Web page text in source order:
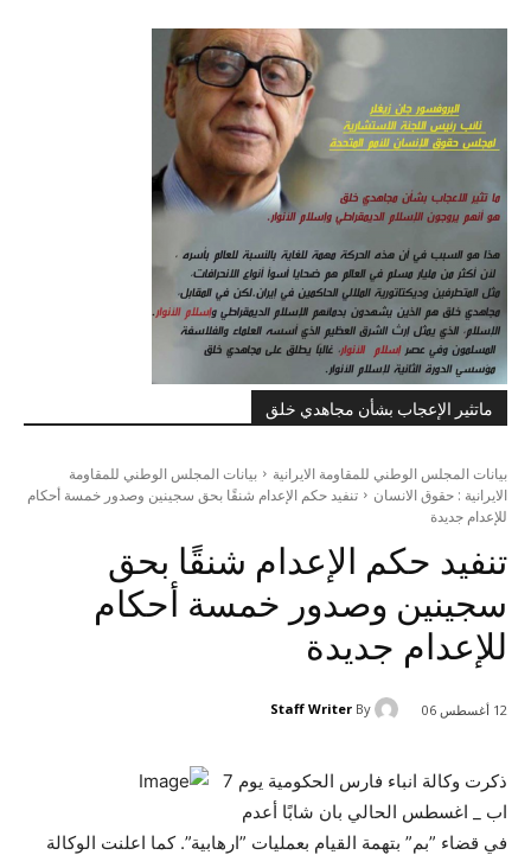
ماتثير الإعجاب بشأن مجاهدي خلق
بيانات المجلس الوطني للمقاومة الايرانية
بيانات المجلس الوطني للمقاومة
الايرانية : حقوق الانسان
تنفيد حكم الإعدام شنقًا بحق سجينين وصدور خمسة أحكام
للإعدام جديدة
تنفيد حكم الإعدام شنقًا بحق
سجينين وصدور خمسة أحكام
للإعدام جديدة
12 أغسطس 06 By
Staff Writer
ذكرت وكالة انباء فارس الحكومية يوم 7
اب _ اغسطس الحالي بان شابًا أعدم
في قضاء ”بم” بتهمة القيام بعمليات ”ارهابية”. كما اعلنت الوكالة